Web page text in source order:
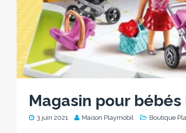
Magasin pour
3 juin 2021 Maison Playmobil Boutique